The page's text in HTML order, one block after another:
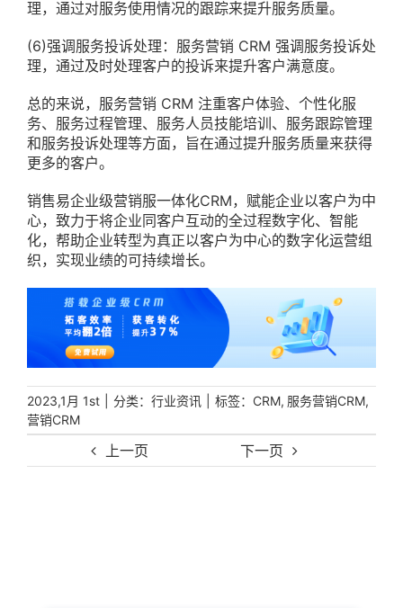
上一页 下一页
理，通过对服务使用情况的跟踪来提升服务质量。
(6)强调服务投诉处理：服务营销 CRM 强调服务投诉处
理，通过及时处理客户的投诉来提升客户满意度。
总的来说，服务营销 CRM 注重客户体验、个性化服
务、服务过程管理、服务人员技能培训、服务跟踪管理
和服务投诉处理等方面，旨在通过提升服务质量来获得
更多的客户。
销售易企业级营销服一体化CRM，赋能企业以客户为中
心，致力于将企业同客户互动的全过程数字化、智能
化，帮助企业转型为真正以客户为中心的数字化运营组
织，实现业绩的可持续增长。
2023,1月 1st | 分类： 行业资讯 | 标签： CRM, 服务营销CRM,
营销CRM